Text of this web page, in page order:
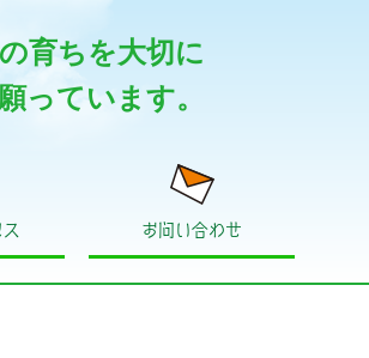
育ちを大切に
っています。
お問い合わせ